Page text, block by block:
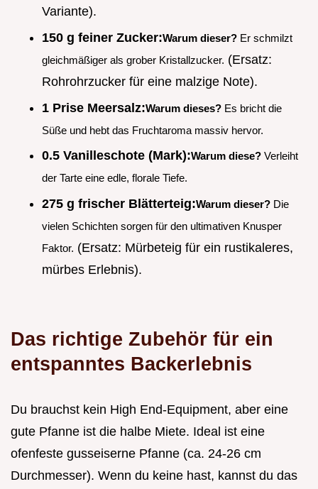
Variante).
150 g feiner Zucker:Warum dieser? Er schmilzt
gleichmäßiger als grober Kristallzucker. (Ersatz:
Rohrohrzucker für eine malzige Note).
1 Prise Meersalz:Warum dieses? Es bricht die
Süße und hebt das Fruchtaroma massiv hervor.
0.5 Vanilleschote (Mark):Warum diese? Verleiht
der Tarte eine edle, florale Tiefe.
275 g frischer Blätterteig:Warum dieser? Die
vielen Schichten sorgen für den ultimativen Knusper
Faktor. (Ersatz: Mürbeteig für ein rustikaleres,
mürbes Erlebnis).
Das richtige Zubehör für ein
entspanntes Backerlebnis
Du brauchst kein High End-Equipment, aber eine
gute Pfanne ist die halbe Miete. Ideal ist eine
ofenfeste gusseiserne Pfanne (ca. 24-26 cm
Durchmesser). Wenn du keine hast, kannst du das